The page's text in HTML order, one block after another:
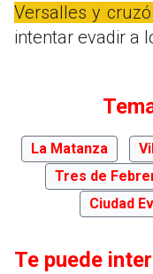
Versalles y
intentar evadir a
La Matanza
Tres de
Ciudad
Te puede